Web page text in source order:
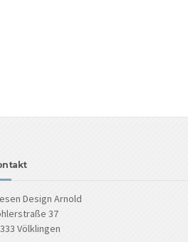
Design Arnold
37
Völklingen